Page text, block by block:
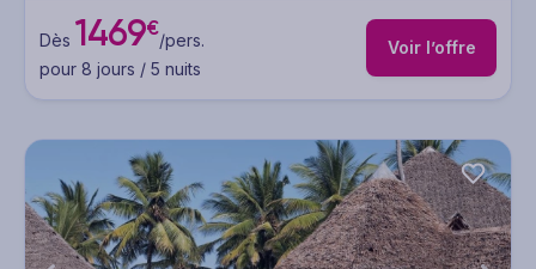
Dès 1469€/pers.
pour 8 jours / 5 nuits
Voir l’offre